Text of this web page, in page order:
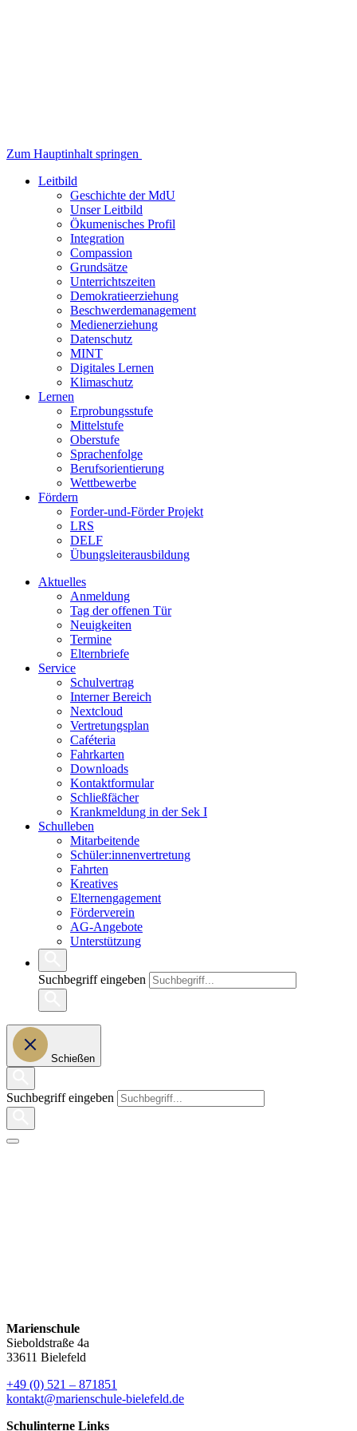
Zum Hauptinhalt springen
Leitbild
Geschichte der MdU
Unser Leitbild
Ökumenisches Profil
Integration
Compassion
Grundsätze
Unterrichtszeiten
Demokratieerziehung
Beschwerdemanagement
Medienerziehung
Datenschutz
MINT
Digitales Lernen
Klimaschutz
Lernen
Erprobungsstufe
Mittelstufe
Oberstufe
Sprachenfolge
Berufsorientierung
Wettbewerbe
Fördern
Forder-und-Förder Projekt
LRS
DELF
Übungsleiterausbildung
Aktuelles
Anmeldung
Tag der offenen Tür
Neuigkeiten
Termine
Elternbriefe
Service
Schulvertrag
Interner Bereich
Nextcloud
Vertretungsplan
Caféteria
Fahrkarten
Downloads
Kontaktformular
Schließfächer
Krankmeldung in der Sek I
Schulleben
Mitarbeitende
Schüler:innenvertretung
Fahrten
Kreatives
Elternengagement
Förderverein
AG-Angebote
Unterstützung
Suchbegriff eingeben
Schießen
Suchbegriff eingeben
Marienschule
Sieboldstraße 4a
33611 Bielefeld
+49 (0) 521 – 871851
kontakt@marienschule-bielefeld.de
Schulinterne Links